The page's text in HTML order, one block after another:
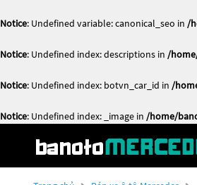
Notice: Undefined variable: canonical_seo in /
Notice: Undefined index: descriptions in /
Notice: Undefined index: botvn_car_id in /
Notice: Undefined index: _image in /home/